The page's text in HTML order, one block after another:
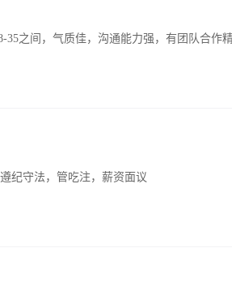
35之间，气质佳，沟通能力强，有团队合作
纪守法，管吃注，薪资面议